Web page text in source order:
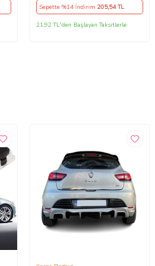
Sepette %14 İndirim 205,54 TL
21,92 TL'den Başlayan Taksitlerle